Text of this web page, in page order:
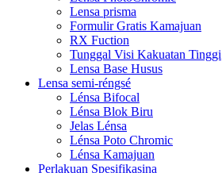
Lensa prisma
Formulir Gratis Kamajuan
RX Fuction
Tunggal Visi Kakuatan Tinggi
Lensa Base Husus
Lensa semi-réngsé
Lénsa Bifocal
Lénsa Blok Biru
Jelas Lénsa
Lénsa Poto Chromic
Lénsa Kamajuan
Perlakuan Spesifikasina